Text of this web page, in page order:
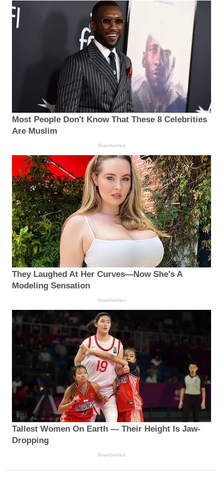
Most People Don't Know That These 8 Celebrities
Are Muslim
Brainberries
They Laughed At Her Curves—Now She's A
Modeling Sensation
Brainberries
Tallest Women On Earth — Their Height Is Jaw-
Dropping
Brainberries